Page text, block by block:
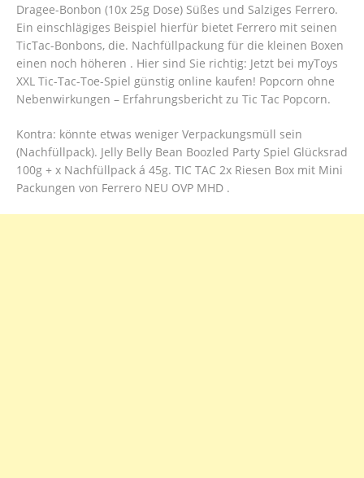
Dragee-Bonbon (10x 25g Dose) Süßes und Salziges Ferrero.
Ein einschlägiges Beispiel hierfür bietet Ferrero mit seinen
TicTac-Bonbons, die. Nachfüllpackung für die kleinen Boxen
einen noch höheren . Hier sind Sie richtig: Jetzt bei myToys
XXL Tic-Tac-Toe-Spiel günstig online kaufen! Popcorn ohne
Nebenwirkungen – Erfahrungsbericht zu Tic Tac Popcorn.
Kontra: könnte etwas weniger Verpackungsmüll sein
(Nachfüllpack). Jelly Belly Bean Boozled Party Spiel Glücksrad
100g + x Nachfüllpack á 45g. TIC TAC 2x Riesen Box mit Mini
Packungen von Ferrero NEU OVP MHD .